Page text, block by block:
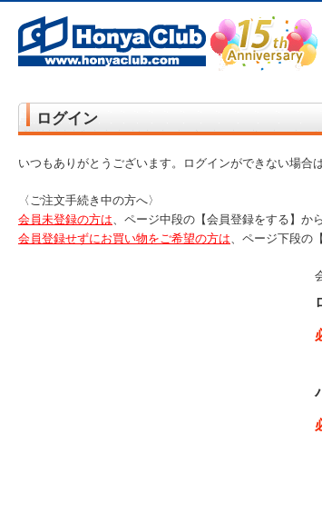
ログイン
いつもありがとうございます。ログインができない場合
〈ご注文手続き中の方へ〉
会員未登録の方は、ページ中段の【会員登録をする】か
会員登録せずにお買い物をご希望の方は、ページ下段の